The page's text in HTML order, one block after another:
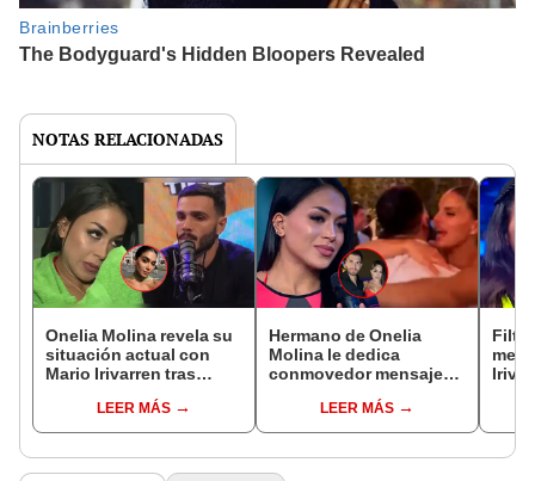
NOTAS RELACIONADAS
Onelia Molina revela su
situación actual con
Mario Irivarren tras
Bludau: "Hay
consecuencias"
LEER MÁS
Hermano de Onelia
Molina le dedica
conmovedor mensaje
Irivarren sobre Vania
Bludau: "Ejemplo de
LEER MÁS